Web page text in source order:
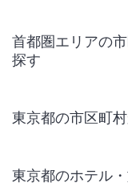
首都圏エリアの
探す
東京都の市区町
東京都のホテル